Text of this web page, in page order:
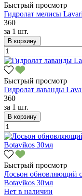
Быстрый просмотр
Гидролат мелисы
360
за 1 шт.
В корзину
Быстрый просмотр
Гидролат лаванды
360
за 1 шт.
В корзину
Быстрый просмотр
Лосьон обновляющий
Botavikos 30мл
Нет в наличии